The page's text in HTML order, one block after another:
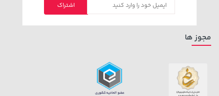
45,580,000 تومان خرید
2,579,000 توماناشتراک
مجوز ها